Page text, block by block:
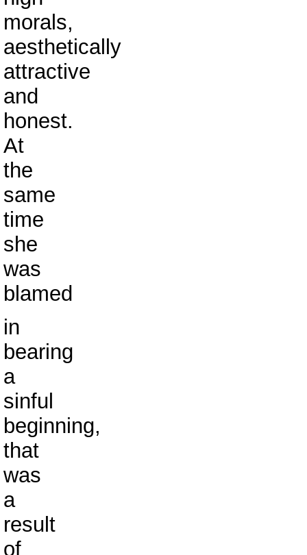
morals,
aesthetically
attractive
and
honest.
At
the
same
time
she
was
blamed
in
bearing
a
sinful
beginning,
that
was
a
result
of